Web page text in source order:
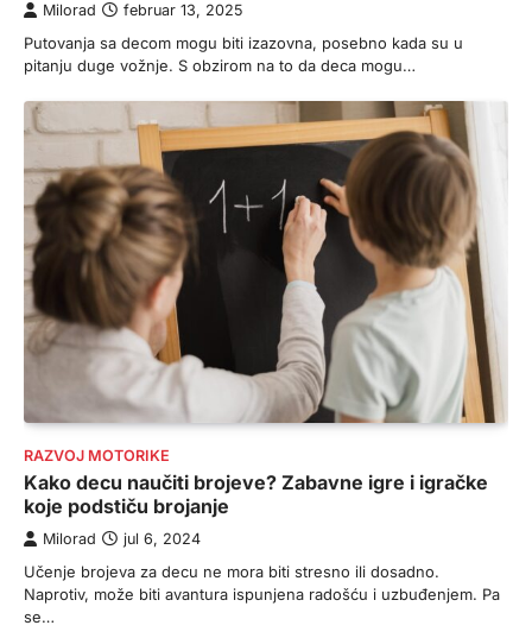
Milorad februar 13, 2025
Putovanja sa decom mogu biti izazovna, posebno kada su u
pitanju duge vožnje. S obzirom na to da deca mogu…
RAZVOJ MOTORIKE
Kako decu naučiti brojeve? Zabavne igre i igračke
koje podstiču brojanje
Milorad jul 6, 2024
Učenje brojeva za decu ne mora biti stresno ili dosadno.
Naprotiv, može biti avantura ispunjena radošću i uzbuđenjem. Pa
se…